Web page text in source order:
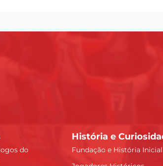
do
História e
Fundação e História Inicial